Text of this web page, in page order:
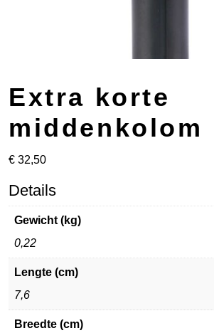
Extra korte
middenkolom
€ 32,50
Details
Gewicht (kg)
0,22
Lengte (cm)
7,6
Breedte (cm)